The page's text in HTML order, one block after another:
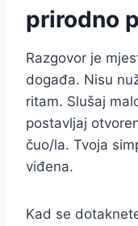
prirodno
Razgovor je
događa. Nisu
ritam. Slušaj
postavljaj
čuo/la. Tvoja
viđena.
Kad se